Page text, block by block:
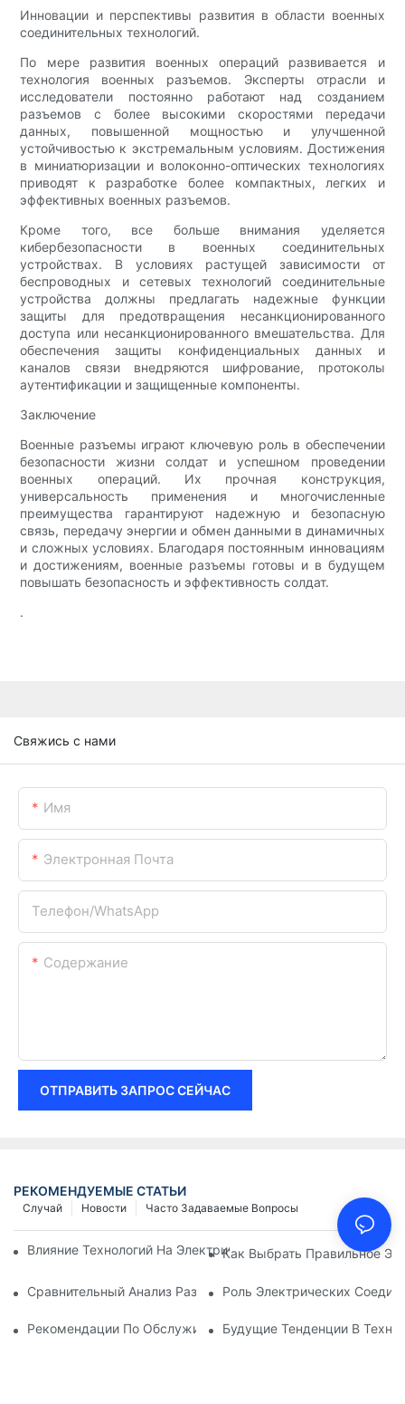
Инновации и перспективы развития в области военных
соединительных технологий.
По мере развития военных операций развивается и
технология военных разъемов. Эксперты отрасли и
исследователи постоянно работают над созданием
разъемов с более высокими скоростями передачи
данных, повышенной мощностью и улучшенной
устойчивостью к экстремальным условиям. Достижения
в миниатюризации и волоконно-оптических технологиях
приводят к разработке более компактных, легких и
эффективных военных разъемов.
Кроме того, все больше внимания уделяется
кибербезопасности в военных соединительных
устройствах. В условиях растущей зависимости от
беспроводных и сетевых технологий соединительные
устройства должны предлагать надежные функции
защиты для предотвращения несанкционированного
доступа или несанкционированного вмешательства. Для
обеспечения защиты конфиденциальных данных и
каналов связи внедряются шифрование, протоколы
аутентификации и защищенные компоненты.
Заключение
Военные разъемы играют ключевую роль в обеспечении
безопасности жизни солдат и успешном проведении
военных операций. Их прочная конструкция,
универсальность применения и многочисленные
преимущества гарантируют надежную и безопасную
связь, передачу энергии и обмен данными в динамичных
и сложных условиях. Благодаря постоянным инновациям
и достижениям, военные разъемы готовы и в будущем
повышать безопасность и эффективность солдат.
.
Свяжись с нами
Имя
Электронная Почта
Телефон/WhatsApp
Содержание
ОТПРАВИТЬ ЗАПРОС СЕЙЧАС
РЕКОМЕНДУЕМЫЕ СТАТЬИ
Часто Задаваемые Вопросы
Новости
Случай
Влияние Технологий На Электрические Соединения В
Как Выбрать Правильное
Сравнительный Анализ Различных Типов Электрических
Роль Электрических
Рекомендации По Обслуживанию Электрических
Будущие Тенденции В